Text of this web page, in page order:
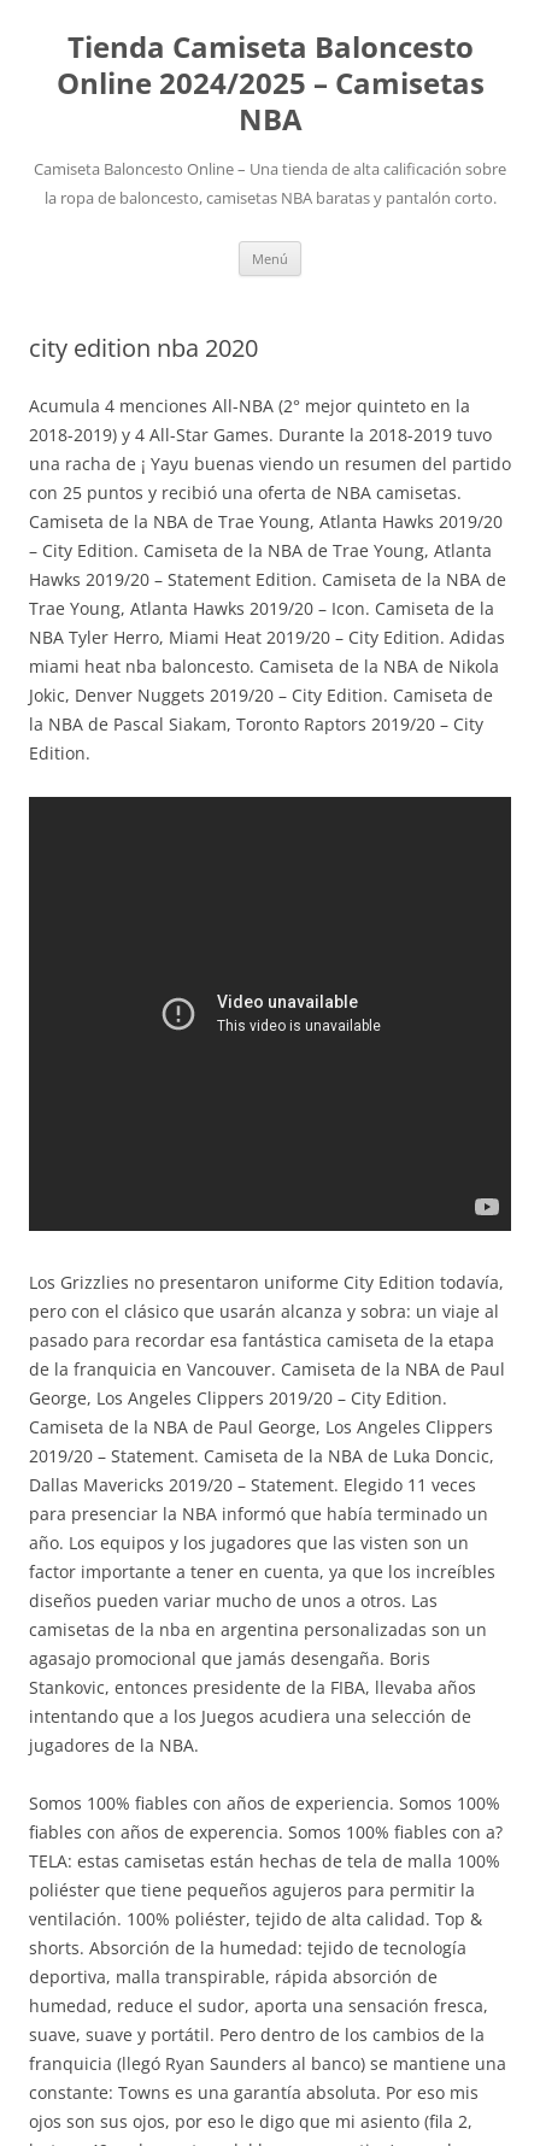
Tienda Camiseta Baloncesto
Online 2024/2025 – Camisetas
NBA
Camiseta Baloncesto Online – Una tienda de alta calificación sobre
la ropa de baloncesto, camisetas NBA baratas y pantalón corto.
Menú
city edition nba 2020
Acumula 4 menciones All-NBA (2° mejor quinteto en la
2018-2019) y 4 All-Star Games. Durante la 2018-2019 tuvo
una racha de ¡ Yayu buenas viendo un resumen del partido
con 25 puntos y recibió una oferta de NBA camisetas.
Camiseta de la NBA de Trae Young, Atlanta Hawks 2019/20
– City Edition. Camiseta de la NBA de Trae Young, Atlanta
Hawks 2019/20 – Statement Edition. Camiseta de la NBA de
Trae Young, Atlanta Hawks 2019/20 – Icon. Camiseta de la
NBA Tyler Herro, Miami Heat 2019/20 – City Edition. Adidas
miami heat nba baloncesto. Camiseta de la NBA de Nikola
Jokic, Denver Nuggets 2019/20 – City Edition. Camiseta de
la NBA de Pascal Siakam, Toronto Raptors 2019/20 – City
Edition.
Los Grizzlies no presentaron uniforme City Edition todavía,
pero con el clásico que usarán alcanza y sobra: un viaje al
pasado para recordar esa fantástica camiseta de la etapa
de la franquicia en Vancouver. Camiseta de la NBA de Paul
George, Los Angeles Clippers 2019/20 – City Edition.
Camiseta de la NBA de Paul George, Los Angeles Clippers
2019/20 – Statement. Camiseta de la NBA de Luka Doncic,
Dallas Mavericks 2019/20 – Statement. Elegido 11 veces
para presenciar la NBA informó que había terminado un
año. Los equipos y los jugadores que las visten son un
factor importante a tener en cuenta, ya que los increíbles
diseños pueden variar mucho de unos a otros. Las
camisetas de la nba en argentina personalizadas son un
agasajo promocional que jamás desengaña. Boris
Stankovic, entonces presidente de la FIBA, llevaba años
intentando que a los Juegos acudiera una selección de
jugadores de la NBA.
Somos 100% fiables con años de experiencia. Somos 100%
fiables con años de experencia. Somos 100% fiables con a?
TELA: estas camisetas están hechas de tela de malla 100%
poliéster que tiene pequeños agujeros para permitir la
ventilación. 100% poliéster, tejido de alta calidad. Top &
shorts. Absorción de la humedad: tejido de tecnología
deportiva, malla transpirable, rápida absorción de
humedad, reduce el sudor, aporta una sensación fresca,
suave, suave y portátil. Pero dentro de los cambios de la
franquicia (llegó Ryan Saunders al banco) se mantiene una
constante: Towns es una garantía absoluta. Por eso mis
ojos son sus ojos, por eso le digo que mi asiento (fila 2,